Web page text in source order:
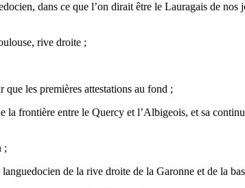
dans ce que l’on dirait être le Lauragais de
rive droite ;
les premières attestations au fond ;
frontière entre le Quercy et l’Albigeois, et sa
;
de la rive droite de la Garonne et de la